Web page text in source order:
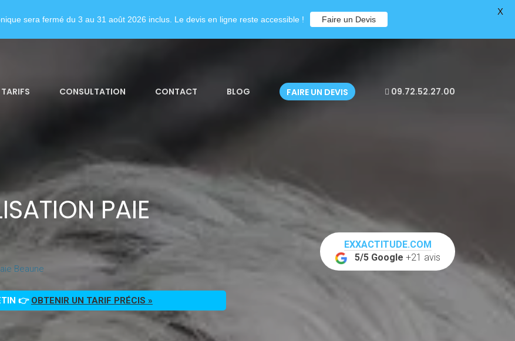
TARIFS CONSULTATION CONTACT BLOG FAIRE UN DEVIS 09.72.52.27.00
PAIE
Beaune
👉 OBTENIR UN TARIF PRÉCIS »
EXXACTITUDE.COM
5/5 Google +21 avis
sera fermé du 3 au 31 août 2026 inclus. Le devis en ligne reste accessible ! Faire un Devis
X